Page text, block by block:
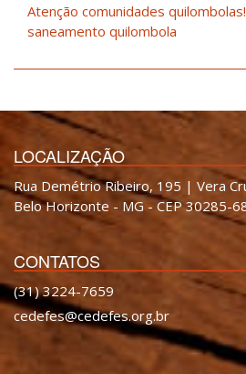
Atenção comunidades
saneamento quilombola
LOCALIZAÇÃO
Rua Demétrio Ribeiro, 195 | Vera
Belo Horizonte - MG - CEP 30285-
CONTATOS
(31) 3224-7659
cedefes@cedefes.org.br